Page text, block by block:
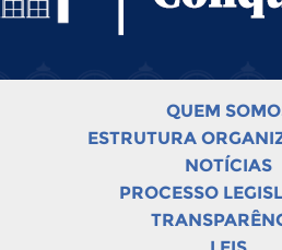
QUEM
ESTRUTURA
NOTÍCIAS
PROCESSO